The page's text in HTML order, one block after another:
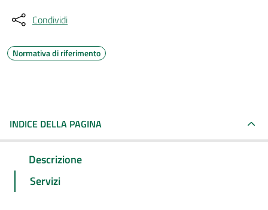
Condividi
Normativa di riferimento
INDICE DELLA PAGINA
Descrizione
Servizi